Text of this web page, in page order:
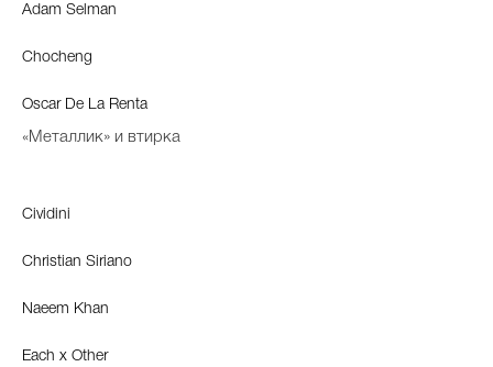
Adam Selman
Chocheng
Oscar De La Renta
«Металлик» и втирка
Cividini
Christian Siriano
Naeem Khan
Each x Other